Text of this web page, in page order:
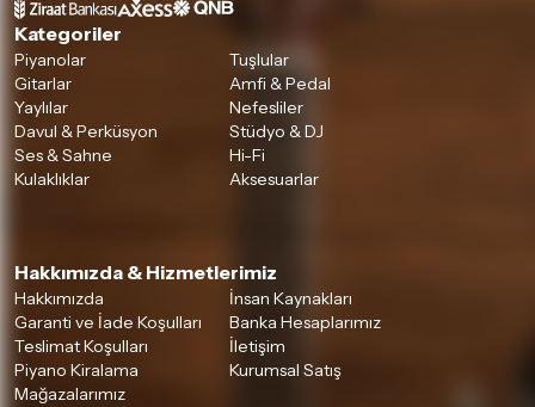
Kategoriler
Piyanolar
Tuşlular
Gitarlar
Amfi & Pedal
Yaylılar
Nefesliler
Davul & Perküsyon
Stüdyo & DJ
Ses & Sahne
Hi-Fi
Kulaklıklar
Aksesuarlar
Hakkımızda & Hizmetlerimiz
Hakkımızda
İnsan Kaynakları
Garanti ve İade Koşulları
Banka Hesaplarımız
Teslimat Koşulları
İletişim
Piyano Kiralama
Kurumsal Satış
Mağazalarımız